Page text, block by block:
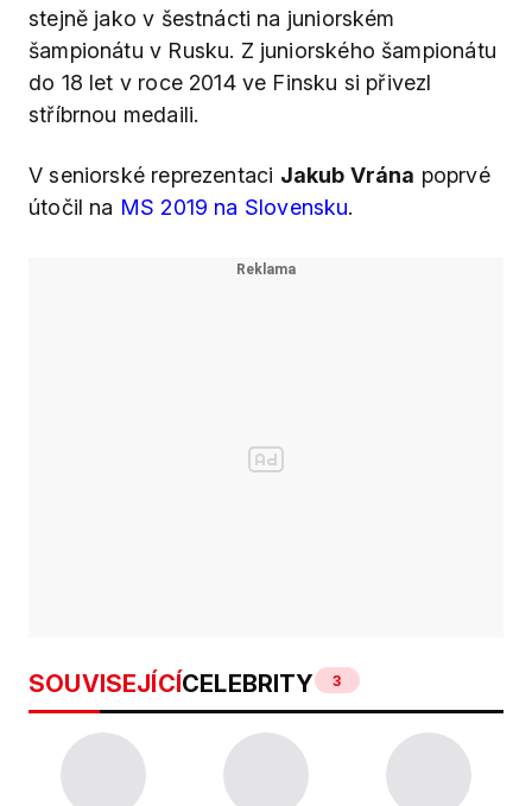
stejně jako v šestnácti na juniorském
šampionátu v Rusku. Z juniorského šampionátu
do 18 let v roce 2014 ve Finsku si přivezl
stříbrnou medaili.
V seniorské reprezentaci Jakub Vrána poprvé
útočil na MS 2019 na Slovensku.
SOUVISEJÍCÍCELEBRITY 3